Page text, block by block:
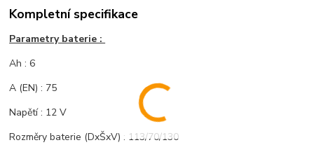
Kompletní specifikace
Parametry baterie :
Ah : 6
A (EN) : 75
Napětí : 12 V
Rozměry baterie (DxŠxV) : 113/70/130